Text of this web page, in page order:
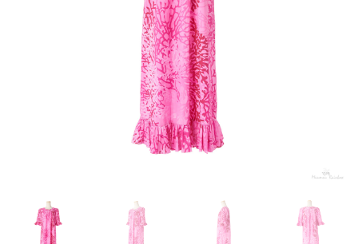
お客様の声
お問い合わせ
来店レンタル
検
索: